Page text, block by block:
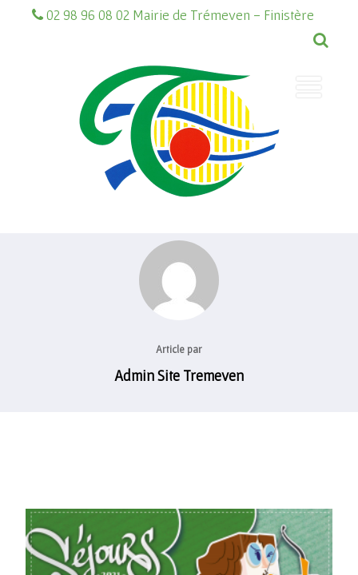
02 98 96 08 02 Mairie de Trémeven - Finistère
Article par
Admin Site Tremeven